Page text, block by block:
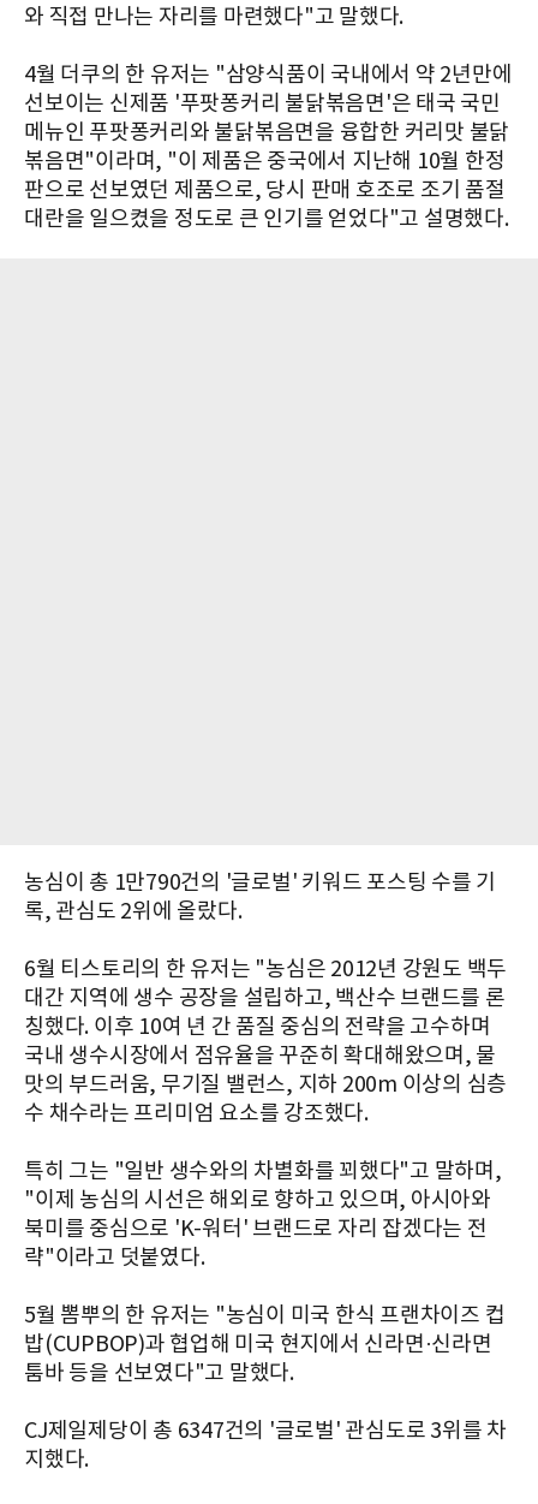
와 직접 만나는 자리를 마련했다"고 말했다.
4월 더쿠의 한 유저는 "삼양식품이 국내에서 약 2년만에
선보이는 신제품 '푸팟퐁커리 불닭볶음면'은 태국 국민
메뉴인 푸팟퐁커리와 불닭볶음면을 융합한 커리맛 불닭
볶음면"이라며, "이 제품은 중국에서 지난해 10월 한정
판으로 선보였던 제품으로, 당시 판매 호조로 조기 품절
대란을 일으켰을 정도로 큰 인기를 얻었다"고 설명했다.
농심이 총 1만790건의 '글로벌' 키워드 포스팅 수를 기
록, 관심도 2위에 올랐다.
6월 티스토리의 한 유저는 "농심은 2012년 강원도 백두
대간 지역에 생수 공장을 설립하고, 백산수 브랜드를 론
칭했다. 이후 10여 년 간 품질 중심의 전략을 고수하며
국내 생수시장에서 점유율을 꾸준히 확대해왔으며, 물
맛의 부드러움, 무기질 밸런스, 지하 200m 이상의 심층
수 채수라는 프리미엄 요소를 강조했다.
특히 그는 "일반 생수와의 차별화를 꾀했다"고 말하며,
"이제 농심의 시선은 해외로 향하고 있으며, 아시아와
북미를 중심으로 'K-워터' 브랜드로 자리 잡겠다는 전
략"이라고 덧붙였다.
5월 뽐뿌의 한 유저는 "농심이 미국 한식 프랜차이즈 컵
밥(CUPBOP)과 협업해 미국 현지에서 신라면·신라면
툼바 등을 선보였다"고 말했다.
CJ제일제당이 총 6347건의 '글로벌' 관심도로 3위를 차
지했다.